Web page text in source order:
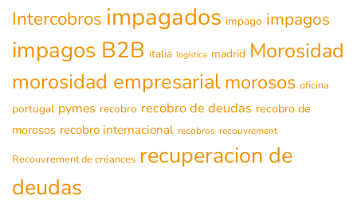
Intercobros impagados impago impagos
impagos B2B italia logística madrid Morosidad
morosidad empresarialmorosos oficina
portugal pymes recobro recobro de deudas recobro de
morosos recobro internacional recobros recouvrement
Recouvrement de créances recuperacion de
deudas